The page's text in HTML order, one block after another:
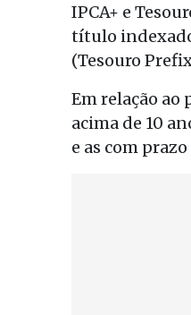
IPCA+ e
título
(Tesouro
Em relação
acima de 10
e as com